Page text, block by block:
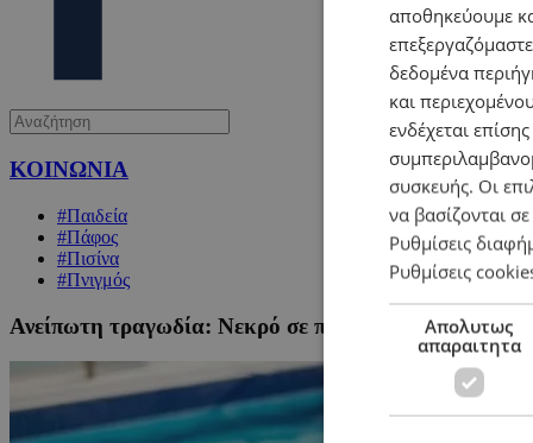
ΚΟΙΝΩΝΙΑ
#Παιδεία
#Πάφος
#Πισίνα
#Πνιγμός
Ανείπωτη τραγωδία: Νεκρό σε πισίνα 4χρονο παιδάκι
αποθηκεύουμε
δεδομένα
και
ενδέχεται
συσκευής. Οι
να βασίζονται
Ρυθμίσεις
Ρυθμίσεις
Απολυτως
απαραιτητα